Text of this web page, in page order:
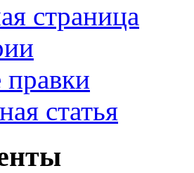
страница
статья